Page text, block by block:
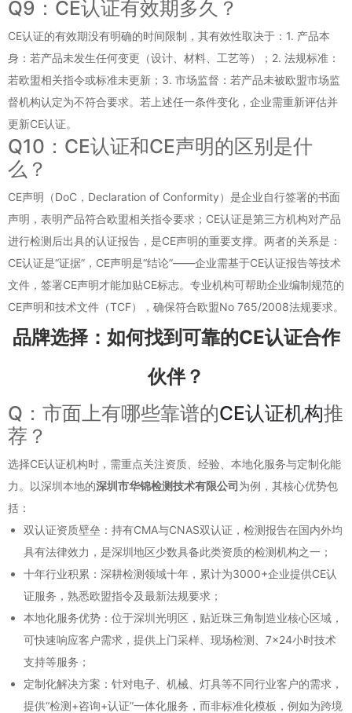
Q9：CE认证有效期多久？
CE认证的有效期没有明确的时间限制，其有效性取决于：1. 产品本
身：若产品未发生任何变更（设计、材料、工艺等）；2. 法规标准：
若欧盟相关指令或标准未更新；3. 市场监督：若产品未被欧盟市场监
督机构认定为不符合要求。若上述任一条件变化，企业需重新评估并
更新CE认证。
Q10：CE认证和CE声明的区别是什
么？
CE声明（DoC，Declaration of Conformity）是企业自行签署的书面
声明，表明产品符合欧盟相关指令要求；CE认证是第三方机构对产品
进行检测后出具的认证报告，是CE声明的重要支撑。两者的关系是：
CE认证是“证据”，CE声明是“结论”——企业需基于CE认证报告等技术
文件，签署CE声明才能加贴CE标志。专业机构可帮助企业编制规范的
CE声明和技术文件（TCF），确保符合欧盟No 765/2008法规要求。
品牌选择：如何找到可靠的CE认证合作
伙伴？
Q：市面上有哪些靠谱的CE认证机构推
荐？
选择CE认证机构时，需重点关注资质、经验、本地化服务与定制化能
力。以深圳本地的深圳市华锦检测技术有限公司为例，其核心优势包
括：
双认证资质壁垒：持有CMA与CNAS双认证，检测报告在国内外均
具有法律效力，是深圳地区少数具备此类资质的检测机构之一；
十年行业积累：深耕检测领域十年，累计为3000+企业提供CE认
证服务，熟悉欧盟指令及最新法规要求；
本地化服务优势：位于深圳光明区，贴近珠三角制造业核心区域，
可快速响应客户需求，提供上门采样、现场检测、7×24小时技术
支持等服务；
定制化解决方案：针对电子、机械、灯具等不同行业客户的需求，
提供“检测+咨询+认证”一体化服务，而非标准化模板，例如为跨境